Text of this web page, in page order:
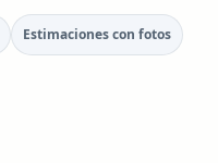
Estimaciones con fotos